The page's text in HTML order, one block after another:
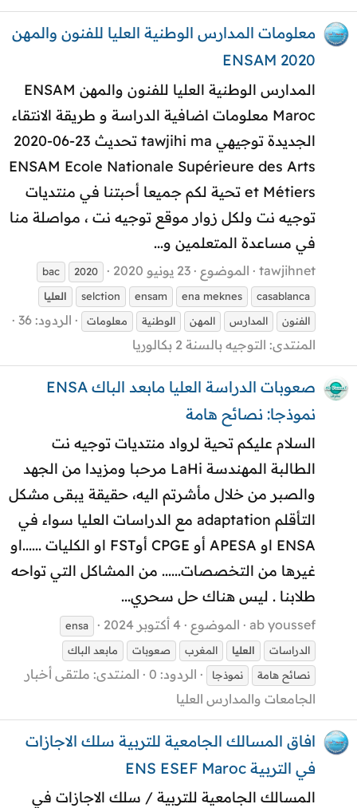
معلومات المدارس الوطنية العليا للفنون والمهن
ENSAM 2020
المدارس الوطنية العليا للفنون والمهن ENSAM
Maroc معلومات اضافية الدراسة و طريقة الانتقاء
الجديدة توجيهي tawjihi ma تحديث 23-06-2020
ENSAM Ecole Nationale Supérieure des Arts
et Métiers تحية لكم جميعا أحبتنا في منتديات
توجيه نت ولكل زوار موقع توجيه نت ، مواصلة منا
في مساعدة المتعلمين و...
tawjihnet الموضوع 23 يونيو 2020 2020
bac
casablanca
ena meknes
ensam
selction
العليا
الفنون
المدارس المهن الوطنية معلومات
الردود: 36
المنتدى: التوجيه بالسنة 2 بكالوريا
صعوبات الدراسة العليا مابعد الباك ENSA
نموذجا: نصائح هامة
السلام عليكم تحية لرواد منتديات توجيه نت
الطالبة المهندسة LaHi مرحبا ومزيدا من الجهد
والصبر من خلال مأشرتم اليه، حقيقة يبقى مشكل
التأقلم adaptation مع الدراسات العليا سواء في
ENSA او APESA أو CPGE أوFST او الكليات ......او
غيرها من التخصصات...... من المشاكل التي تواحه
طلابنا . ليس هناك حل سحري...
ab youssef الموضوع 4 أكتوبر 2024
ensa
الدراسات
العليا المغرب صعوبات
مابعد الباك
نصائح هامة
نموذجا الردود: 0 المنتدى: ملتقى أخبار
الجامعات والمدارس العليا
افاق المسالك الجامعية للتربية سلك الاجازات
في التربية ENS ESEF Maroc
المسالك الجامعية للتربية / سلك الاجازات في